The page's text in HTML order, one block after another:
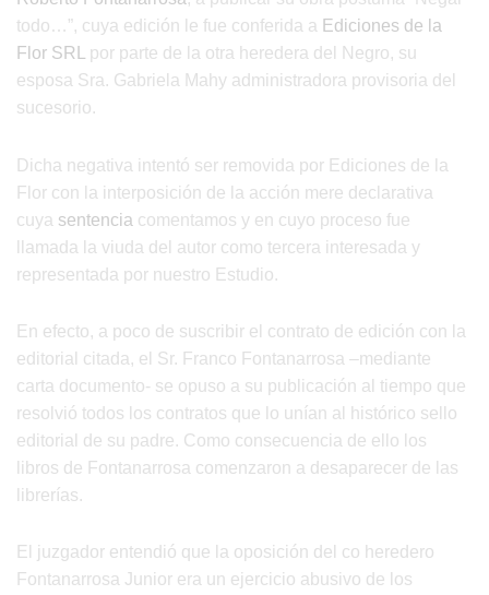
todo…”, cuya edición le fue conferida a Ediciones de la
Flor SRL
por parte de la otra heredera del Negro, su
esposa Sra. Gabriela Mahy administradora provisoria del
sucesorio.
Dicha negativa intentó ser removida por Ediciones de la
Flor con la interposición de la acción mere declarativa
cuya sentencia comentamos y en cuyo proceso fue
llamada la viuda del autor como tercera interesada y
representada por nuestro Estudio.
En efecto, a poco de suscribir el contrato de edición con la
editorial citada, el Sr. Franco Fontanarrosa –mediante
carta documento- se opuso a su publicación al tiempo que
resolvió todos los contratos que lo unían al histórico sello
editorial de su padre. Como consecuencia de ello los
libros de Fontanarrosa comenzaron a desaparecer de las
librerías.
El juzgador entendió que la oposición del co heredero
Fontanarrosa Junior era un ejercicio abusivo de los